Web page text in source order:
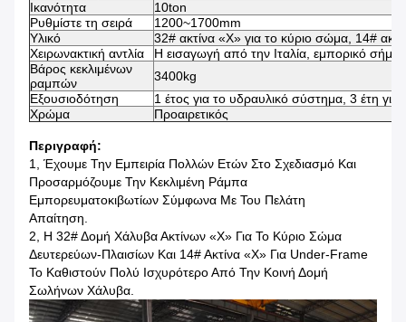
Ικανότητα
10ton
Ρυθμίστε τη σειρά
1200~1700mm
Υλικό
32# ακτίνα «Χ» για το κύριο σώμα, 14#
Χειρωνακτική αντλία
Η εισαγωγή από την Ιταλία, εμπορικό σήμα
Βάρος κεκλιμένων
ραμπών
3400kg
Εξουσιοδότηση
1 έτος για το υδραυλικό σύστημα, 3 έτη
Χρώμα
Προαιρετικός
Περιγραφή:
1, Έχουμε Την Εμπειρία Πολλών Ετών Στο Σχεδιασμό Και
Προσαρμόζουμε Την Κεκλιμένη Ράμπα
Εμπορευματοκιβωτίων Σύμφωνα Με Του Πελάτη
Απαίτηση.
2, Η 32# Δομή Χάλυβα Ακτίνων «Χ» Για Το Κύριο Σώμα
Δευτερεύων-Πλαισίων Και 14# Ακτίνα «Χ» Για Under-Frame
Το Καθιστούν Πολύ Ισχυρότερο Από Την Κοινή Δομή
Σωλήνων Χάλυβα.